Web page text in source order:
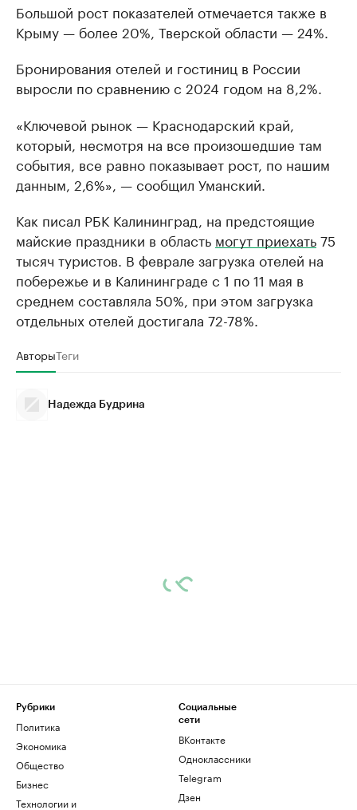
Большой рост показателей отмечается также в
Крыму — более 20%, Тверской области — 24%.
Бронирования отелей и гостиниц в России
выросли по сравнению с 2024 годом на 8,2%.
«Ключевой рынок — Краснодарский край,
который, несмотря на все произошедшие там
события, все равно показывает рост, по нашим
данным, 2,6%», — сообщил Уманский.
Как писал РБК Калининград, на предстоящие
майские праздники в область могут приехать75
тысяч туристов. В феврале загрузка отелей на
побережье и в Калининграде с 1 по 11 мая в
среднем составляла 50%, при этом загрузка
отдельных отелей достигала 72-78%.
АвторыТеги
Надежда Будрина
Рубрики
Политика
Экономика
Общество
Бизнес
Технологии и
Социальные
сети
ВКонтакте
Одноклассники
Telegram
Дзен